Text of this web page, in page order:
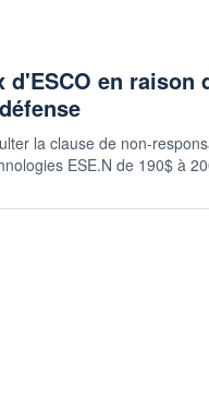
en raison
la clause de non-
ESE.N de 190$ à